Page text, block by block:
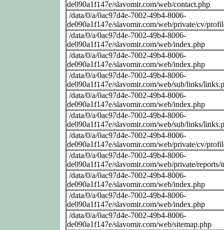
de090a1f147e/slavomir.com/web/contact.php
/data/0/a/0ac97d4e-7002-49b4-8006-
de090a1f147e/slavomir.com/web/private/cv/
/data/0/a/0ac97d4e-7002-49b4-8006-
de090a1f147e/slavomir.com/web/index.php
/data/0/a/0ac97d4e-7002-49b4-8006-
de090a1f147e/slavomir.com/web/index.php
/data/0/a/0ac97d4e-7002-49b4-8006-
de090a1f147e/slavomir.com/web/sub/links/
/data/0/a/0ac97d4e-7002-49b4-8006-
de090a1f147e/slavomir.com/web/index.php
/data/0/a/0ac97d4e-7002-49b4-8006-
de090a1f147e/slavomir.com/web/sub/links/
/data/0/a/0ac97d4e-7002-49b4-8006-
de090a1f147e/slavomir.com/web/private/cv/
/data/0/a/0ac97d4e-7002-49b4-8006-
de090a1f147e/slavomir.com/web/private/reports/
/data/0/a/0ac97d4e-7002-49b4-8006-
de090a1f147e/slavomir.com/web/index.php
/data/0/a/0ac97d4e-7002-49b4-8006-
de090a1f147e/slavomir.com/web/index.php
/data/0/a/0ac97d4e-7002-49b4-8006-
de090a1f147e/slavomir.com/web/sitemap.php